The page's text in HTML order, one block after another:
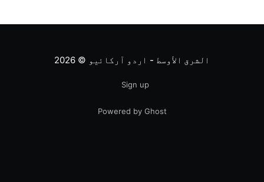
الشرق الأوسط - اردو آرکائیو © 2026
Sign up
Powered by Ghost